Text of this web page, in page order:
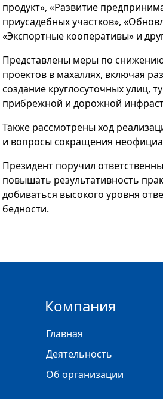
продукт», «Развитие
приусадебных участков»,
«Экспортные кооперативы» и
Представлены меры по
проектов в махаллях, включая
создание круглосуточных улиц,
прибрежной и дорожной
Также рассмотрены ход
и вопросы сокращения
Президент поручил
повышать результативность
добиваться высокого уровня
бедности.
Компания
Главная
Деятельность
Об организации